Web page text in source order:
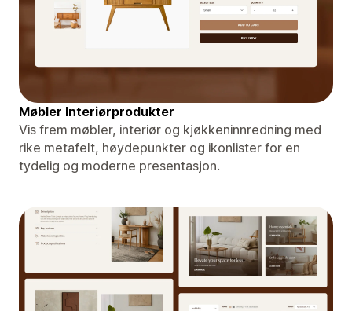
Møbler Interiørprodukter
Vis frem møbler, interiør og kjøkkeninnredning med
rike metafelt, høydepunkter og ikonlister for en
tydelig og moderne presentasjon.